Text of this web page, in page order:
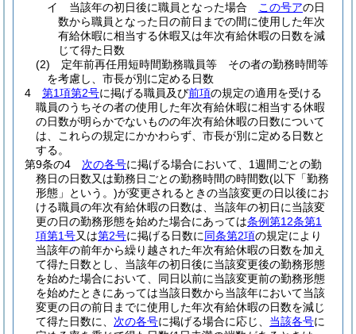
イ
当該年の初日後に職員となった場合 この号アの日
数から職員となった日の前日までの間に使用した年次
有給休暇に相当する休暇又は年次有給休暇の日数を減
じて得た日数
(2)
定年前再任用短時間勤務職員等 その者の勤務時間等
を考慮し、市長が別に定める日数
4
第1項第2号に掲げる職員及び前項の規定の適用を受ける
職員のうちその者の使用した年次有給休暇に相当する休暇
の日数が明らかでないものの年次有給休暇の日数について
は、これらの規定にかかわらず、市長が別に定める日数と
する。
第9条の4
次の各号に掲げる場合において、1週間ごとの勤
務日の日数又は勤務日ごとの勤務時間の時間数(以下「勤務
形態」という。)が変更されるときの当該変更の日以後にお
ける職員の年次有給休暇の日数は、当該年の初日に当該変
更の日の勤務形態を始めた場合にあっては条例第12条第1
項第1号又は第2号に掲げる日数に同条第2項の規定により
当該年の前年から繰り越された年次有給休暇の日数を加え
て得た日数とし、当該年の初日後に当該変更後の勤務形態
を始めた場合において、同日以前に当該変更前の勤務形態
を始めたときにあっては当該日数から当該年において当該
変更の日の前日までに使用した年次有給休暇の日数を減じ
て得た日数に、 次の各号に掲げる場合に応じ、 当該各号に